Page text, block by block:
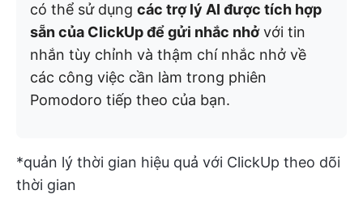
có thể sử dụng các trợ lý AI được tích hợp
sẵn của ClickUp để gửi nhắc nhởvới tin
nhắn tùy chỉnh và thậm chí nhắc nhở về
các công việc cần làm trong phiên
Pomodoro tiếp theo của bạn.
*quản lý thời gian hiệu quả với ClickUp theo dõi
thời gian